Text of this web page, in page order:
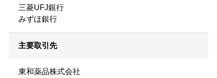
三菱UFJ銀行
みずほ銀行
主要取引先
東和薬品株式会社